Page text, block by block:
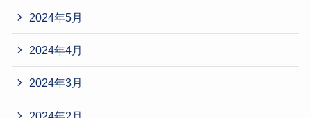
2024年5月
2024年4月
2024年3月